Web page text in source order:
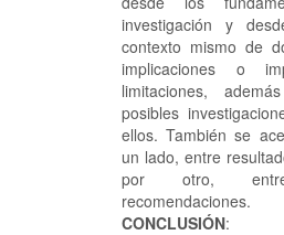
investigación y
contexto mismo de
implicaciones o
limitaciones,
posibles
ellos. También se
un lado, entre
por otro,
recomendaciones.
CONCLUSIÓN: